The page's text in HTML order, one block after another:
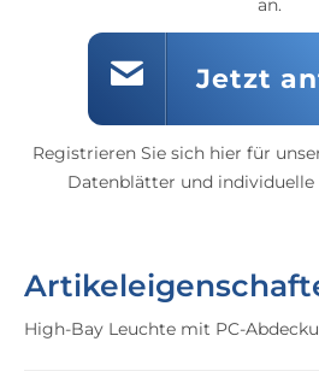
an.
Jetzt
Registrieren Sie sich hier für
Datenblätter und individuelle
High-Bay Leuchte mit PC-